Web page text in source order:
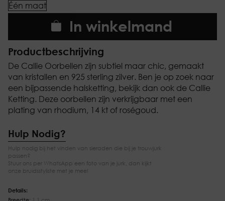
In winkelmand
Productbeschrijving
De Callie Oorbellen zijn subtiel maar chic, gemaakt
van kristallen en 925 sterling zilver. Ben je op zoek naar
een bijpassende halsketting, bekijk dan ook de Callie
Ketting. Deze oorbellen zijn verkrijgbaar met een
plating van rhodium, 14 kt of roségoud.
Details:
Breedte: 1,1 cm
Één maat
Hulp Nodig?
Hulp nodig bij het vinden van sieraden die bij je trouwjurk
passen?
Stuur ons per WhatsApp een foto van je jurk, dan kijkt
onze bruidsstyliste met je mee!